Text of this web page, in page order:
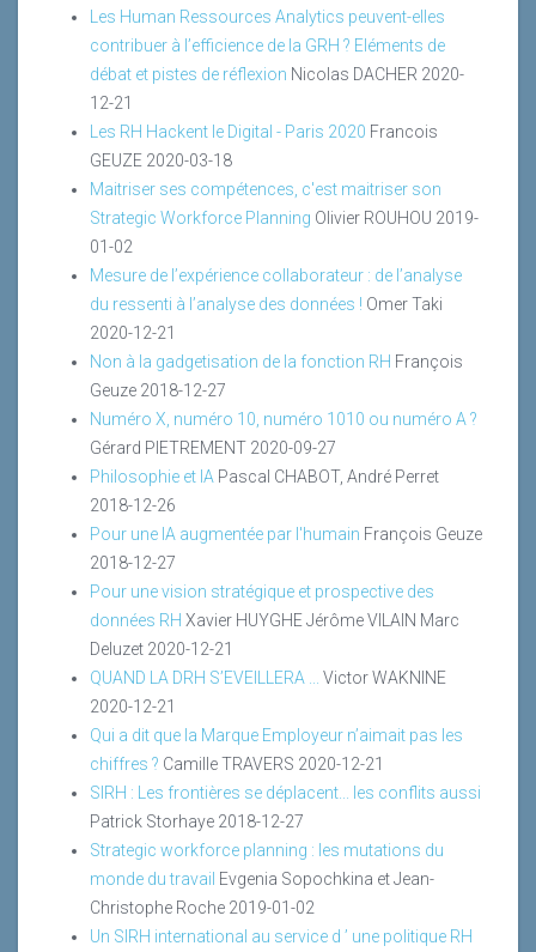
Les Human Ressources Analytics peuvent-elles
contribuer à l’efficience de la GRH ? Eléments de
débat et pistes de réflexion Nicolas DACHER 2020-
12-21
Les RH Hackent le Digital - Paris 2020 Francois
GEUZE 2020-03-18
Maitriser ses compétences, c'est maitriser son
Strategic Workforce Planning Olivier ROUHOU 2019-
01-02
Mesure de l’expérience collaborateur : de l’analyse
du ressenti à l’analyse des données ! Omer Taki
2020-12-21
Non à la gadgetisation de la fonction RH François
Geuze 2018-12-27
Numéro X, numéro 10, numéro 1010 ou numéro A ?
Gérard PIETREMENT 2020-09-27
Philosophie et IA Pascal CHABOT, André Perret
2018-12-26
Pour une IA augmentée par l'humain François Geuze
2018-12-27
Pour une vision stratégique et prospective des
données RH Xavier HUYGHE Jérôme VILAIN Marc
Deluzet 2020-12-21
QUAND LA DRH S’EVEILLERA ...
Victor WAKNINE
2020-12-21
Qui a dit que la Marque Employeur n’aimait pas les
chiffres ? Camille TRAVERS 2020-12-21
SIRH : Les frontières se déplacent... les conflits aussi
Patrick Storhaye 2018-12-27
Strategic workforce planning : les mutations du
monde du travail Evgenia Sopochkina et Jean-
Christophe Roche 2019-01-02
Un SIRH international au service d ’ une politique RH